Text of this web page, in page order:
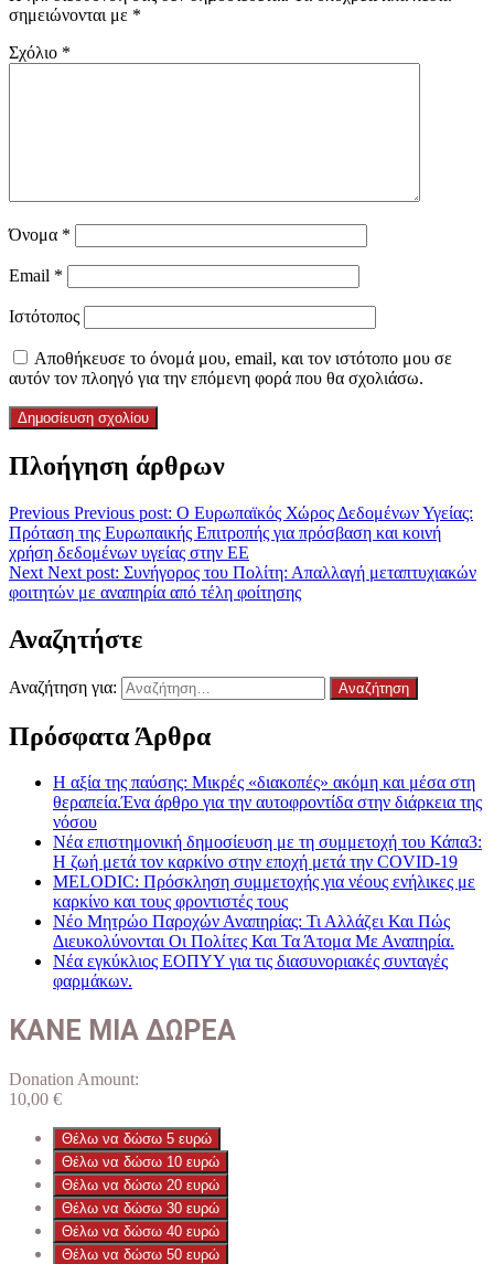
σημειώνονται με *
Σχόλιο *
Όνομα *
Email *
Ιστότοπος
Αποθήκευσε το όνομά μου, email, και τον ιστότοπο μου σε
αυτόν τον πλοηγό για την επόμενη φορά που θα σχολιάσω.
Πλοήγηση άρθρων
Previous Previous post: Ο Ευρωπαϊκός Χώρος Δεδομένων Υγείας:
Πρόταση της Ευρωπαικής Επιτροπής για πρόσβαση και κοινή
χρήση δεδομένων υγείας στην ΕΕ
Next Next post: Συνήγορος του Πολίτη: Απαλλαγή μεταπτυχιακών
φοιτητών με αναπηρία από τέλη φοίτησης
Αναζητήστε
Αναζήτηση για:
Πρόσφατα Άρθρα
Η αξία της παύσης: Μικρές «διακοπές» ακόμη και μέσα στη
θεραπεία.Ένα άρθρο για την αυτοφροντίδα στην διάρκεια της
νόσου
Νέα επιστημονική δημοσίευση με τη συμμετοχή του Κάπα3:
Η ζωή μετά τον καρκίνο στην εποχή μετά την COVID-19
MELODIC: Πρόσκληση συμμετοχής για νέους ενήλικες με
καρκίνο και τους φροντιστές τους
Νέο Μητρώο Παροχών Αναπηρίας: Τι Αλλάζει Και Πώς
Διευκολύνονται Οι Πολίτες Και Τα Άτομα Με Αναπηρία.
Νέα εγκύκλιος ΕΟΠΥΥ για τις διασυνοριακές συνταγές
φαρμάκων.
ΚΑΝΕ ΜΙΑ ΔΩΡΕΑ
Donation Amount:
10,00 €
Θέλω να δώσω 5 ευρώ
Θέλω να δώσω 10 ευρώ
Θέλω να δώσω 20 ευρώ
Θέλω να δώσω 30 ευρώ
Θέλω να δώσω 40 ευρώ
Θέλω να δώσω 50 ευρώ